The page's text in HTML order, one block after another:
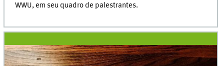
WWU, em seu quadro de palestrantes.